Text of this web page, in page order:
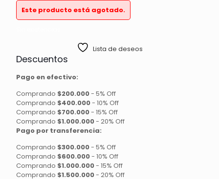
Este producto está agotado.
Lista de deseos
Descuentos
Pago en efectivo:
Comprando $200.000- 5% Off
Comprando $400.000- 10% Off
Comprando $700.000- 15% Off
Comprando $1.000.000- 20% Off
Pago por transferencia:
Comprando $300.000- 5% Off
Comprando $600.000- 10% Off
Comprando $1.000.000- 15% Off
Comprando $1.500.000- 20% Off